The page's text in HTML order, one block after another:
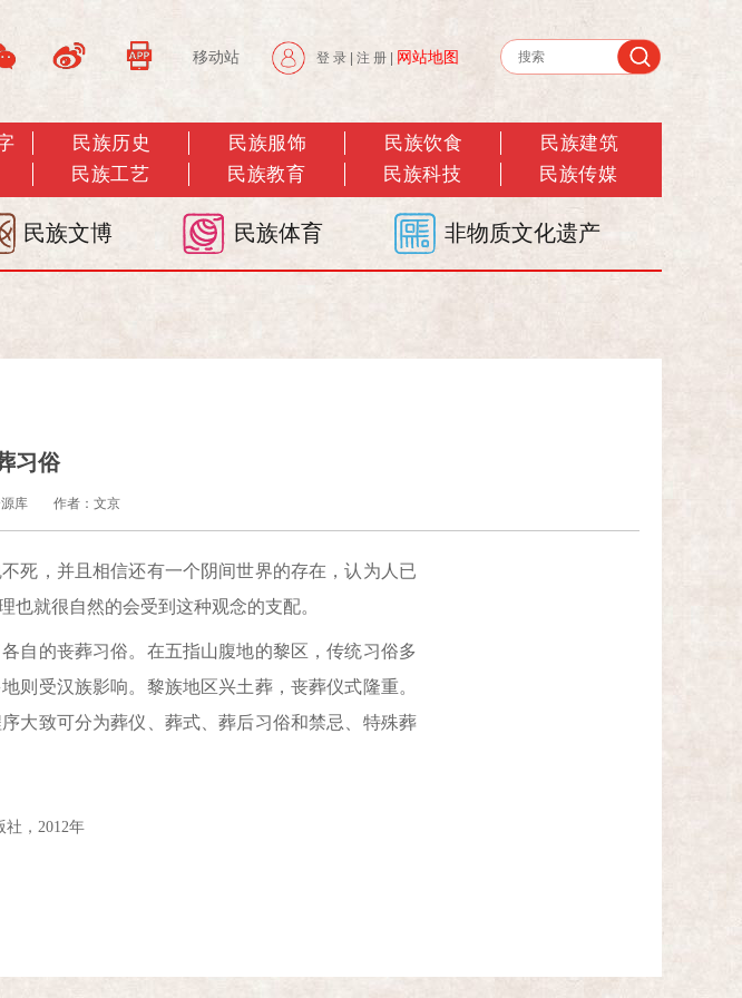
移动站 登 录 注 册 网站地图
民族历史 民族服饰 民族饮食
民族建筑
民族工艺 民族教育 民族科技 民族传媒
民族文博 民族体育 非物质文化遗产
习俗
库 作者：文京
，并且相信还有一个阴间世界的存在，认为人已
就很自然的会受到这种观念的支配。
的丧葬习俗。在五指山腹地的黎区，传统习俗多
则受汉族影响。黎族地区兴土葬，丧葬仪式隆重。
大致可分为葬仪、葬式、葬后习俗和禁忌、特殊葬
，2012年